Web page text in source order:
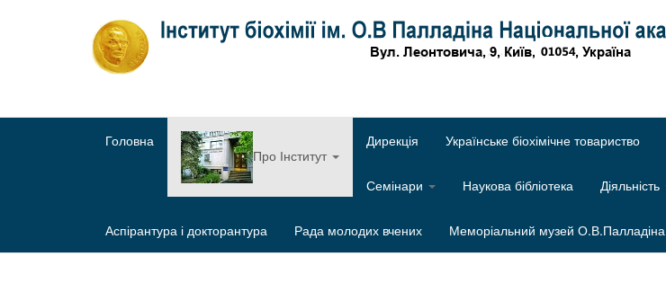
Головна
Про Інститут
Дирекція Українське біохімічне товариство
Семінари Наукова бібліотека Діяльність
Аспірантура і докторантура Рада молодих вчених Меморіальний музей О.В.Палладіна